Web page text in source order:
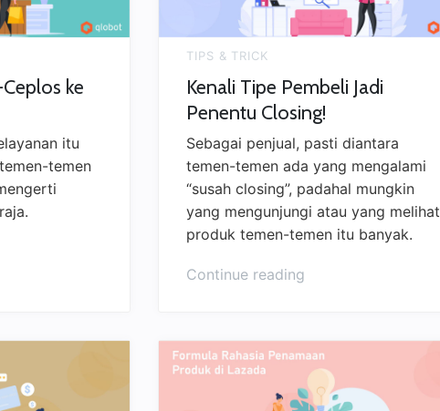
ke
itu
temen
TIPS & TRICK
Kenali Tipe Pembeli Jadi
Penentu Closing!
Sebagai penjual, pasti diantara
temen-temen ada yang mengalami
“susah closing”, padahal mungkin
yang mengunjungi atau yang melihat
produk temen-temen itu banyak.
Continue reading